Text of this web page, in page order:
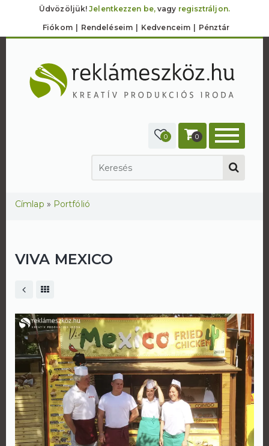
Üdvözöljük!Jelentkezzen be,vagy regisztráljon.
Fiókom Rendeléseim Kedvenceim Pénztár
0 0
Jelenlegi hely
Címlap » Portfólió
VIVA MEXICO